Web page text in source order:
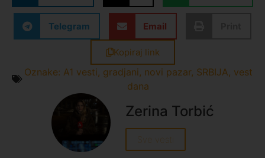
Telegram Email
Kopiraj link
Oznake: A1 vesti, gradjani, novi pazar, SRBIJA, vest
dana
Zerina Torbić
Sve vesti